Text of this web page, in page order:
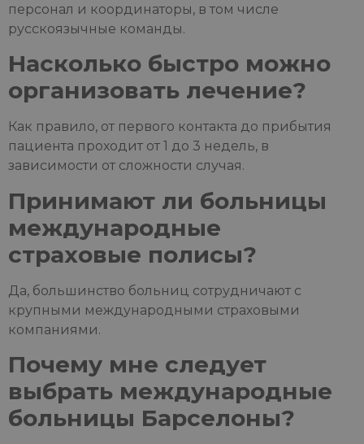
персонал и координаторы, в том числе
русскоязычные команды.
Насколько быстро можно
организовать лечение?
Как правило, от первого контакта до прибытия
пациента проходит от 1 до 3 недель, в
зависимости от сложности случая.
Принимают ли больницы
международные
страховые полисы?
Да, большинство больниц сотрудничают с
крупными международными страховыми
компаниями.
Почему мне следует
выбрать международные
больницы Барселоны?